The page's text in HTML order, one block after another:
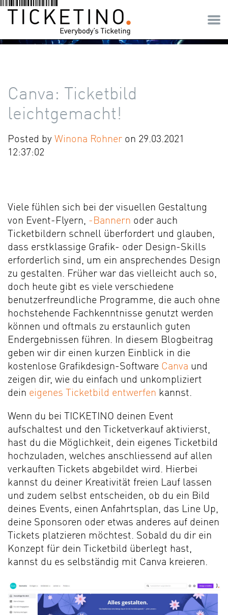
Canva: Ticketbild
leichtgemacht!
Posted by Winona Rohner on 29.03.2021
12:37:02
Viele fühlen sich bei der visuellen Gestaltung
von Event-Flyern, -Bannern oder auch
Ticketbildern schnell überfordert und glauben,
dass erstklassige Grafik- oder Design-Skills
erforderlich sind, um ein ansprechendes Design
zu gestalten. Früher war das vielleicht auch so,
doch heute gibt es viele verschiedene
benutzerfreundliche Programme, die auch ohne
hochstehende Fachkenntnisse genutzt werden
können und oftmals zu erstaunlich guten
Endergebnissen führen. In diesem Blogbeitrag
geben wir dir einen kurzen Einblick in die
kostenlose Grafikdesign-Software Canva und
zeigen dir, wie du einfach und unkompliziert
dein eigenes Ticketbild entwerfen kannst.
Wenn du bei TICKETINO deinen Event
aufschaltest und den Ticketverkauf aktivierst,
hast du die Möglichkeit, dein eigenes Ticketbild
hochzuladen, welches anschliessend auf allen
verkauften Tickets abgebildet wird. Hierbei
kannst du deiner Kreativität freien Lauf lassen
und zudem selbst entscheiden, ob du ein Bild
deines Events, einen Anfahrtsplan, das Line Up,
deine Sponsoren oder etwas anderes auf deinen
Tickets platzieren möchtest. Sobald du dir ein
Konzept für dein Ticketbild überlegt hast,
kannst du es selbständig mit Canva kreieren.